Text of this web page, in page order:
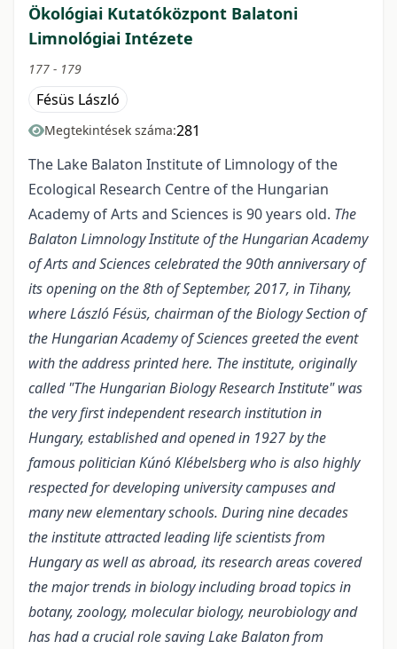
Ökológiai Kutatóközpont Balatoni
Limnológiai Intézete
177 - 179
Fésüs László
Megtekintések száma:281
The Lake Balaton Institute of Limnology of the
Ecological Research Centre of the Hungarian
Academy of Arts and Sciences is 90 years old. The
Balaton Limnology Institute of the Hungarian Academy
of Arts and Sciences celebrated the 90th anniversary of
its opening on the 8th of September, 2017, in Tihany,
where László Fésüs, chairman of the Biology Section of
the Hungarian Academy of Sciences greeted the event
with the address printed here. The institute, originally
called "The Hungarian Biology Research Institute" was
the very first independent research institution in
Hungary, established and opened in 1927 by the
famous politician Kúnó Klébelsberg who is also highly
respected for developing university campuses and
many new elementary schools. During nine decades
the institute attracted leading life scientists from
Hungary as well as abroad, its research areas covered
the major trends in biology including broad topics in
botany, zoology, molecular biology, neurobiology and
has had a crucial role saving Lake Balaton from